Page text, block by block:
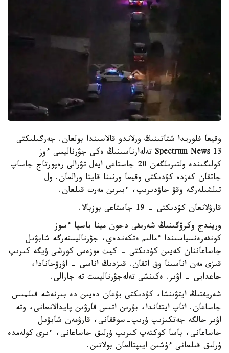
وقيعا فلوريدا شتاتىنىڭ ورلاندو قالاسىندا بولعان. جەرگىلىكتى
Spectrum News 13 تەلەارناسىنىڭ ەكى جۋرناليسى ءوز
كولىگىندە ولتىرىلگەن 20 جاستاعى ايەل تۋرالى رەپورتاج جاساپ
جاتقان كەزدە كۇدىكتى وقيعا ورنىنا قايتا ورالعان. ول
تىلشىلەرگە وقۋ جاۋدىرىپ، ءبىرىن مەرت قىلعان.
قارۋلانعان كۇدىكتى - 19 جاستاعى بوزبالا.
وريندج وكرۋگىنىڭ شەريفى دجون مينا باسپا ءسوز
كونفەرەنسياسىندا ءمالىم ەتكەندەي، جۋرناليستەرگە شابۋىل
جاساعاننان كەيىن كۇدىكتى - كيت موزەس كورشى ۇيگە كىرىپ
قىزى مەن اناسىنا وق اتقان. قىزدىڭ اناسى - اۋرۋحانادا،
جاعدايى - اۋىر. ەكىنشى تەلەجۋرناليست تە جارالى.
شەريفتىڭ ايتۋىنشا، كۇدىكتى بۇعان دەيىن دە بىرنەشە قىلمىس
جاساعان. اتاپ ايتقاندا، بۇرىن اتىس قارۋىن پايدالانعانى، وتە
اۋىر حالگە جەتكىزىپ ۇرىپ-سوققانى، قارۋمەن شابۋىل
جاساعانى، باسا كوكتەپ كىرىپ ۇرلىق جاساعانى، ءىرى كولەمدە
ۇرلىق قىلعانى ءۇشىن ايىپتالعان بولاتىن.